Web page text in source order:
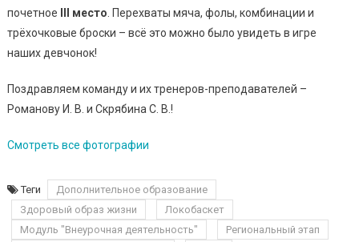
почетное
III место . Перехваты мяча, фолы, комбинации и
трёхочковые броски – всё это можно было увидеть в игре
наших девчонок!
Поздравляем команду и их тренеров-преподавателей –
Романову И. В. и Скрябина С. В.!
Смотреть все фотографии
Теги
Дополнительное образование
Здоровый образ жизни
Локобаскет
Модуль "Внеурочная деятельность"
Региональный этап